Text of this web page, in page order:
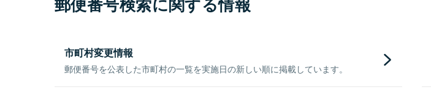
市町村変更情報
郵便番号を公表した市町村の一覧を実施日の新しい順に掲載しています。